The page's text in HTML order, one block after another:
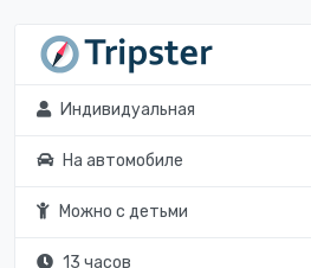
Индивидуальная
На автомобиле
Можно с детьми
13 часов